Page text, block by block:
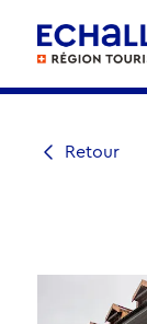
Retour